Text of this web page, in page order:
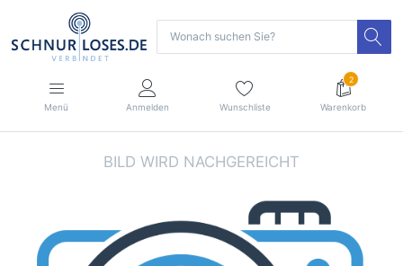
Menü Anmelden Wunschliste
2
Warenkorb